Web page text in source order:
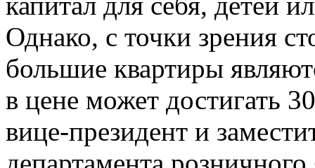
Однако, с точки зрения
большие квартиры
в цене может достигать
вице-президент и